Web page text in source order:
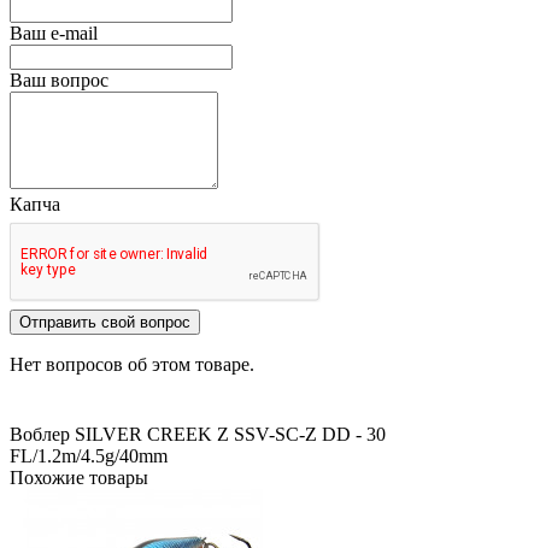
Ваш e-mail
Ваш вопрос
Капча
Отправить свой вопрос
Нет вопросов об этом товаре.
Воблер SILVER CREEK Z SSV-SC-Z DD - 30
FL/1.2m/4.5g/40mm
Похожие товары